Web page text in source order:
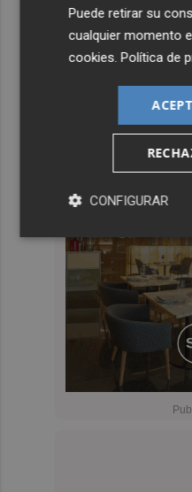
Puede retirar su
cualquier momento
cookies .Política de
CONFIGURAR